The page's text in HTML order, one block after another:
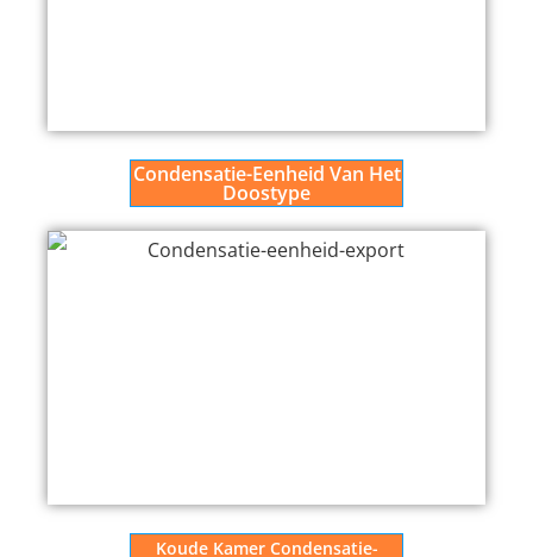
Condensatie-Eenheid Van Het
Doostype
Koude Kamer Condensatie-